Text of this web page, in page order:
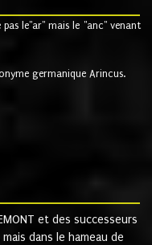
le"ar" mais le "anc" venant
germanique Arincus.
et des successeurs
dans le hameau de